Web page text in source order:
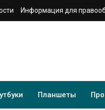
Информация для
Планшеты